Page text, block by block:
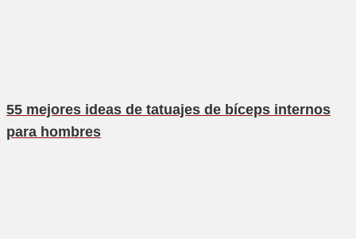
55 mejores ideas de tatuajes de bíceps internos
para hombres